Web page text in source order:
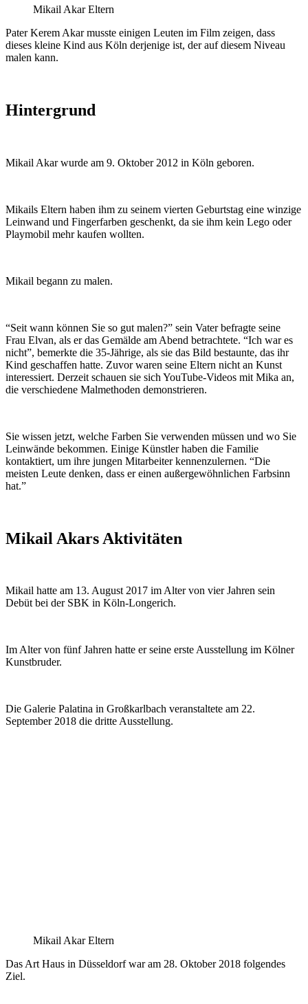
Mikail Akar Eltern
Pater Kerem Akar musste einigen Leuten im Film zeigen, dass
dieses kleine Kind aus Köln derjenige ist, der auf diesem Niveau
malen kann.
Hintergrund
Mikail Akar wurde am 9. Oktober 2012 in Köln geboren.
Mikails Eltern haben ihm zu seinem vierten Geburtstag eine winzige
Leinwand und Fingerfarben geschenkt, da sie ihm kein Lego oder
Playmobil mehr kaufen wollten.
Mikail begann zu malen.
“Seit wann können Sie so gut malen?” sein Vater befragte seine
Frau Elvan, als er das Gemälde am Abend betrachtete. “Ich war es
nicht”, bemerkte die 35-Jährige, als sie das Bild bestaunte, das ihr
Kind geschaffen hatte. Zuvor waren seine Eltern nicht an Kunst
interessiert. Derzeit schauen sie sich YouTube-Videos mit Mika an,
die verschiedene Malmethoden demonstrieren.
Sie wissen jetzt, welche Farben Sie verwenden müssen und wo Sie
Leinwände bekommen. Einige Künstler haben die Familie
kontaktiert, um ihre jungen Mitarbeiter kennenzulernen. “Die
meisten Leute denken, dass er einen außergewöhnlichen Farbsinn
hat.”
Mikail Akars Aktivitäten
Mikail hatte am 13. August 2017 im Alter von vier Jahren sein
Debüt bei der SBK in Köln-Longerich.
Im Alter von fünf Jahren hatte er seine erste Ausstellung im Kölner
Kunstbruder.
Die Galerie Palatina in Großkarlbach veranstaltete am 22.
September 2018 die dritte Ausstellung.
Mikail Akar Eltern
Das Art Haus in Düsseldorf war am 28. Oktober 2018 folgendes
Ziel.